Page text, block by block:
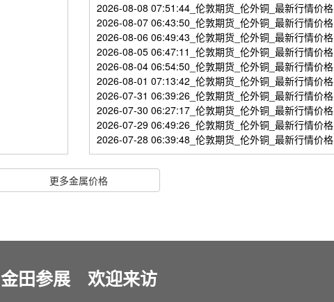
2026-08-08 07:51:44_伦敦期货_伦外铜_最新行情价格
2026-08-07 06:43:50_伦敦期货_伦外铜_最新行情价格
2026-08-06 06:49:43_伦敦期货_伦外铜_最新行情价格
2026-08-05 06:47:11_伦敦期货_伦外铜_最新行情价格
2026-08-04 06:54:50_伦敦期货_伦外铜_最新行情价格
2026-08-01 07:13:42_伦敦期货_伦外铜_最新行情价格
2026-07-31 06:39:26_伦敦期货_伦外铜_最新行情价格
2026-07-30 06:27:17_伦敦期货_伦外铜_最新行情价格
2026-07-29 06:49:26_伦敦期货_伦外铜_最新行情价格
2026-07-28 06:39:48_伦敦期货_伦外铜_最新行情价格
更多金属价格
金田参展 欢迎来访